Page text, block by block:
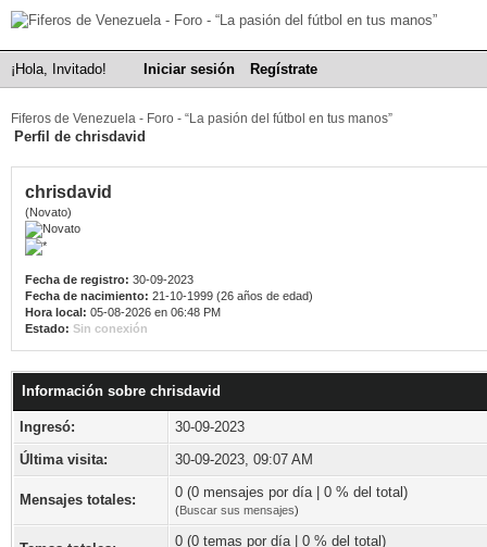
¡Hola, Invitado! Iniciar sesión Regístrate
Fiferos de Venezuela - Foro - “La pasión del fútbol en tus manos”
Perfil de chrisdavid
chrisdavid
(Novato)
Fecha de registro: 30-09-2023
Fecha de nacimiento: 21-10-1999 (26 años de edad)
Hora local: 05-08-2026 en 06:48 PM
Estado: Sin conexión
Información sobre chrisdavid
Ingresó:
30-09-2023
Última visita:
30-09-2023, 09:07 AM
Mensajes totales: 0 (0 mensajes por día | 0 % del total)
(Buscar sus mensajes)
0 (0 temas por día | 0 % del total)